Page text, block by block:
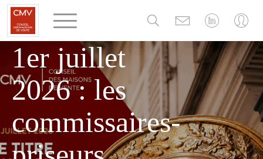
MERCREDI 1 JUILLET 2026
1er juillet
2026 : les
commissaires-
Panneau de gestion des cookies